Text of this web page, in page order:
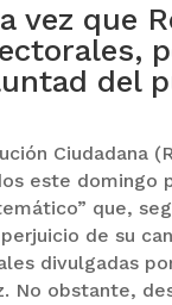
vez que
del
Ciudadana
este domingo
que,
de su
divulgadas
No obstante,